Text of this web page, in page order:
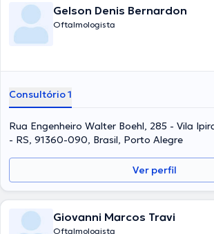
Gelson Denis Bernardon
Oftalmologista
Consultório 1
Rua Engenheiro Walter Boehl, 285 - Vila
- RS, 91360-090, Brasil, Porto Alegre
Ver perfil
Giovanni Marcos Travi
Oftalmologista